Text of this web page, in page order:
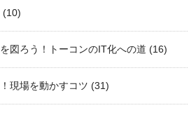
(10)
図ろう！トーコンのIT化への道 (16)
現場を動かすコツ (31)